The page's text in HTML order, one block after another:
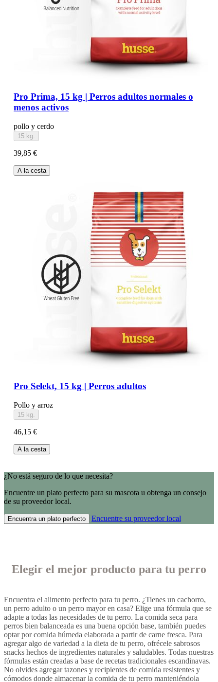
Pro Prima, 15 kg | Perros adultos normales o
menos activos
pollo y cerdo
15 kg.
39,85 €
A la cesta
Pro Selekt, 15 kg | Perros adultos
Pollo y arroz
15 kg.
46,15 €
A la cesta
¿No está seguro de lo que necesita?
Encuentre un plato perfecto para su mascota u obtenga un consejo
de su proveedor local.
Encuentra un plato perfecto Encuentre su proveedor local
Elegir el mejor producto para tu perro
Encuentra el alimento perfecto para tu perro. ¿Tienes un cachorro,
un perro adulto o un perro mayor en casa? Elige una fórmula que se
adapte a todas las necesidades de tu perro. La comida seca para
perros bien balanceada es una buena opción base, también puedes
optar por comida húmeda elaborada a partir de carne fresca. Para
agregar algo de variedad a la dieta de tu perro, ofrécele sabrosos
snacks hechos de ingredientes naturales y saludables. Todas nuestras
fórmulas están creadas a base de recetas tradicionales escandinavas.
No olvides agregar tazones y recipientes de comida resistentes y
cómodos donde almacenar la comida de tu perro manteniéndola